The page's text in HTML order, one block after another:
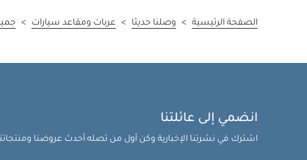
الصفحة الرئيسية > وصلنا حديثا > عربات ومقاعد سيارات >
انضمي إلى عائلتنا
اشترك في نشرتنا الإخبارية وكن أول من تصله أحدث عروضنا